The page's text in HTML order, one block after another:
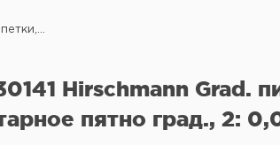
Hirschmann Grad.
пятно град., 2: